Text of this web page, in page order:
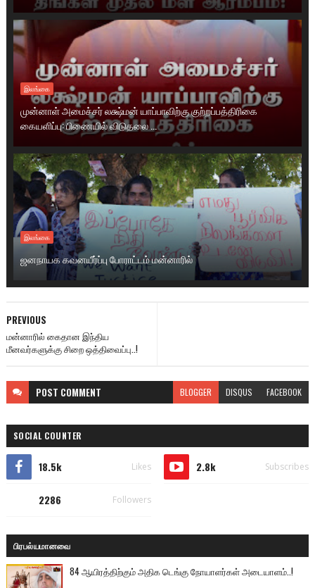
இலங்கை
முன்னாள் அமைச்சர் லக்ஷ்மன் யாப்பாவிற்கு குற்றப்பத்திரிகை
கையளிப்பு: பிணையில் விடுதலை ...
இலங்கை
ஜனநாயக கவனயீர்ப்பு போராட்டம் மன்னாரில்
PREVIOUS
மன்னாரில் கைதான இந்திய
மீனவர்களுக்கு சிறை ஒத்திவைப்பு..!
POST COMMENT BLOGGER DISQUS FACEBOOK
SOCIAL COUNTER
18.5k Likes 2.8k Subscribes
2286 Followers
பிரபல்யமானவை
84 ஆயிரத்திற்கும் அதிக டெங்கு நோயாளர்கள் அடையாளம்..!